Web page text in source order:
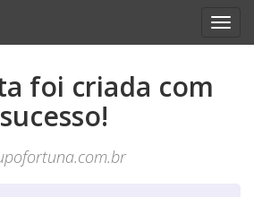
foi criada com
sucesso!